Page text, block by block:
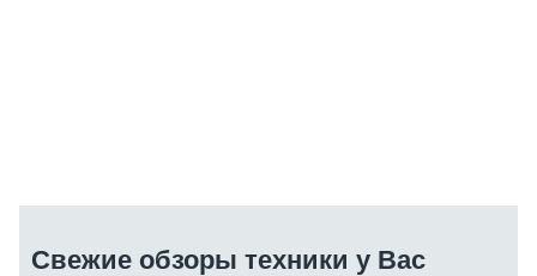
Свежие обзоры техники у Вас